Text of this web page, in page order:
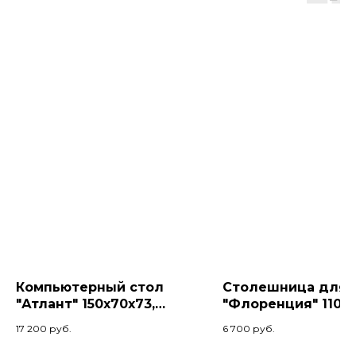
Компьютерный стол
"Атлант" 150x70x73,
17 200 руб.
Столешница для
"Флоренция"
6 700 руб.